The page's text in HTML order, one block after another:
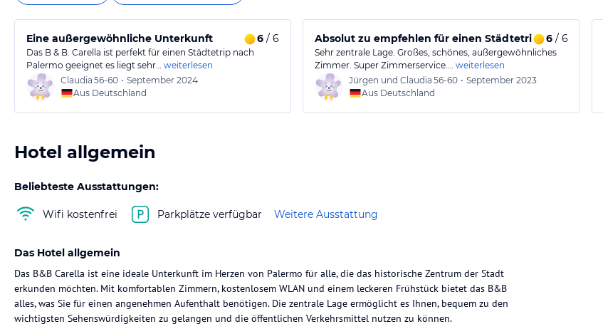
Eine außergewöhnliche Unterkunft 6 / 6
Das B & B. Carella ist perfekt für einen Städtetrip nach
Palermo geeignet es liegt sehr… weiterlesen
Claudia 56-60 • September 2024
Aus Deutschland
Absolut zu empfehlen für einen Städtetrip 6/ 6
Sehr zentrale Lage. Großes, schönes, außergewöhnliches
Zimmer. Super Zimmerservice.… weiterlesen
Jürgen und Claudia 56-60 • September 2023
Aus Deutschland
Hotel allgemein
Beliebteste Ausstattungen:
Wifi kostenfrei Parkplätze verfügbar Weitere Ausstattung
Das Hotel allgemein
Das B&B Carella ist eine ideale Unterkunft im Herzen von Palermo für alle, die das historische Zentrum der Stadt
erkunden möchten. Mit komfortablen Zimmern, kostenlosem WLAN und einem leckeren Frühstück bietet das B&B
alles, was Sie für einen angenehmen Aufenthalt benötigen. Die zentrale Lage ermöglicht es Ihnen, bequem zu den
wichtigsten Sehenswürdigkeiten zu gelangen und die öffentlichen Verkehrsmittel nutzen zu können.